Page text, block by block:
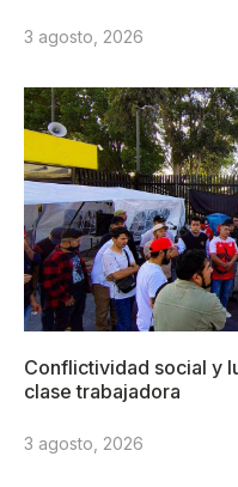
3 agosto, 2026
Conflictividad social y
clase trabajadora
3 agosto, 2026